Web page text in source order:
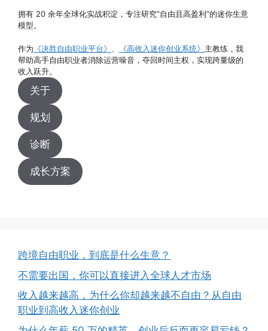
拥有 20 余年全球化实战积淀，专注研究“自由且高盈利”的迷你生意
模型。
作为 《决胜自由职业平台》 《高收入迷你创业系统》 主教练，我
帮助高手自由职业者消除运营噪音，夺回时间主权，实现跨量级的
收入跃升。
关于
规划
诊断
成长方案
跨境自由职业，到底是什么生意？
不需要出国，你可以直接进入全球人才市场
收入越来越高，为什么你却越来越不自由？从自由
职业到高收入迷你创业